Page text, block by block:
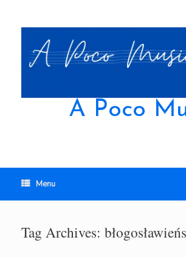
content
A Poco
Menu
Tag Archives: